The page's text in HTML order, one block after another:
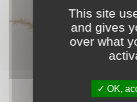
This site
and gives
over what
OK,